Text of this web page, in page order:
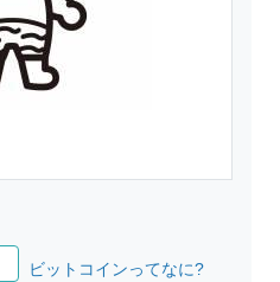
ビットコインってなに?